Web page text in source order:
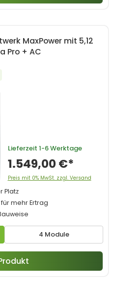
MaxPower mit 5,12
Pro + AC
4 Module
Lieferzeit 1-6 Werktage
1.549,00 €*
Preis mit 0% MwSt. zzgl. Versand
Platz
mehr Ertrag